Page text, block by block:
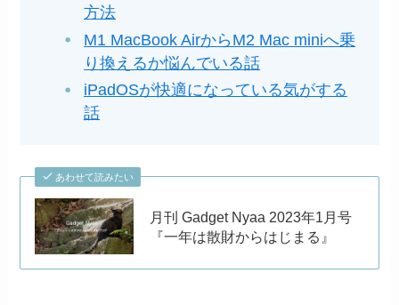
方法
M1 MacBook AirからM2 Mac miniへ乗
り換えるか悩んでいる話
iPadOSが快適になっている気がする
話
あわせて読みたい
月刊 Gadget Nyaa 2023年1月号
『一年は散財からはじまる』